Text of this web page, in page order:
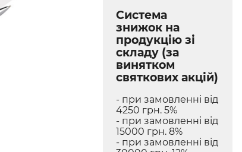
Система
знижок на
продукцію зі
складу (за
винятком
святкових акцій)
- при замовленні від
4250 грн. 5%
- при замовленні від
15000 грн. 8%
- при замовленні від